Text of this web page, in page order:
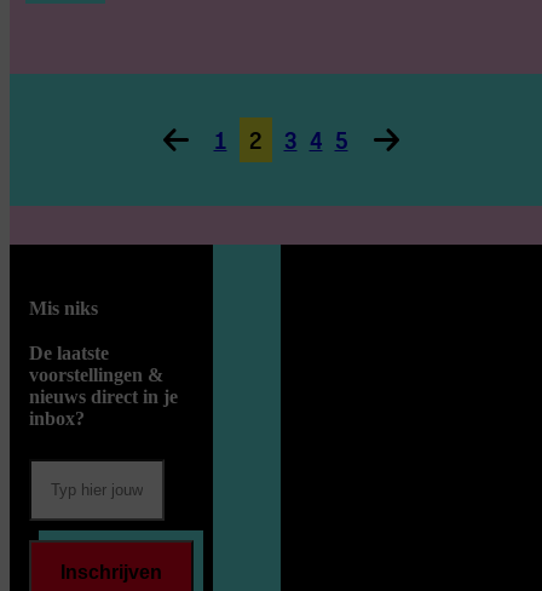
1 2 3 4 5
Mis niks
De laatste
voorstellingen &
nieuws direct in je
inbox?
Inschrijven